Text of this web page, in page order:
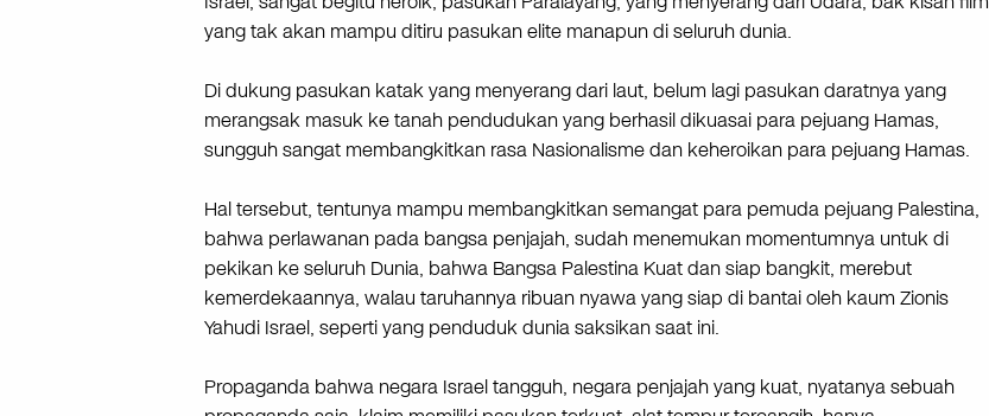
yang tak akan mampu ditiru pasukan elite manapun di seluruh dunia.
Di dukung pasukan katak yang menyerang dari laut, belum lagi pasukan daratnya yang
merangsak masuk ke tanah pendudukan yang berhasil dikuasai para pejuang Hamas,
sungguh sangat membangkitkan rasa Nasionalisme dan keheroikan para pejuang Hamas.
Hal tersebut, tentunya mampu membangkitkan semangat para pemuda pejuang Palestina,
bahwa perlawanan pada bangsa penjajah, sudah menemukan momentumnya untuk di
pekikan ke seluruh Dunia, bahwa Bangsa Palestina Kuat dan siap bangkit, merebut
kemerdekaannya, walau taruhannya ribuan nyawa yang siap di bantai oleh kaum Zionis
Yahudi Israel, seperti yang penduduk dunia saksikan saat ini.
Propaganda bahwa negara Israel tangguh, negara penjajah yang kuat, nyatanya sebuah